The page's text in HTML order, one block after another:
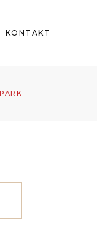
KONTAKT